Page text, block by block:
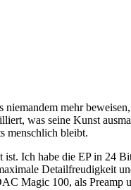
mehr
was seine Kunst
menschlich bleibt.
Ich habe die EP in 24
Detailfreudigkeit
Magic 100, als